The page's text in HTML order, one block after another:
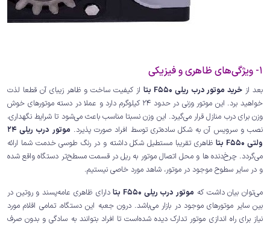
1- ویژگی‌های ظاهری و فیزیکی
بعد از خرید موتور درب ریلی F550 بتا
از کیفیت ساخت و ظاهر زیبای آن قطعا لذت
خواهید برد. این موتور وزنی در حدود 24 کیلوگرم دارد و عملا در دسته موتورهای خوش
وزن برای درب منازل قرار می‌گیرد. این وزن نسبتا مناسب باعث می‌شود تا شرایط نگهداری،
نصب و سرویس آن به شکل ساده‌تری توسط افراد صورت پذیرد.
موتور درب ریلی 24
ولتی F550 بتا
ظاهری تقریبا مستطیل شکل داشته و در رنگ طوسی خدمت شما ارائه
می‌گردد. چرخ‌دنده ها و محل اتصال موتور به ریل در قسمت مسطح‌تر دستگاه واقع شده
و در سایر سطوح موجود در موتور، شاهد مورد خاصی نیستیم.
می‌توان بیان داشت که موتور درب ریلی F550 بتا
دارای ظاهری عامه‌پسند و روتین در
بین سایر موتورهای موجود در بازار می‌باشد. درون جعبه این دستگاه، تمامی اقلام مورد
نیاز برای راه اندازی موتور تدارک دیده شده‌است تا افراد بتوانند به سادگی و بدون صرف